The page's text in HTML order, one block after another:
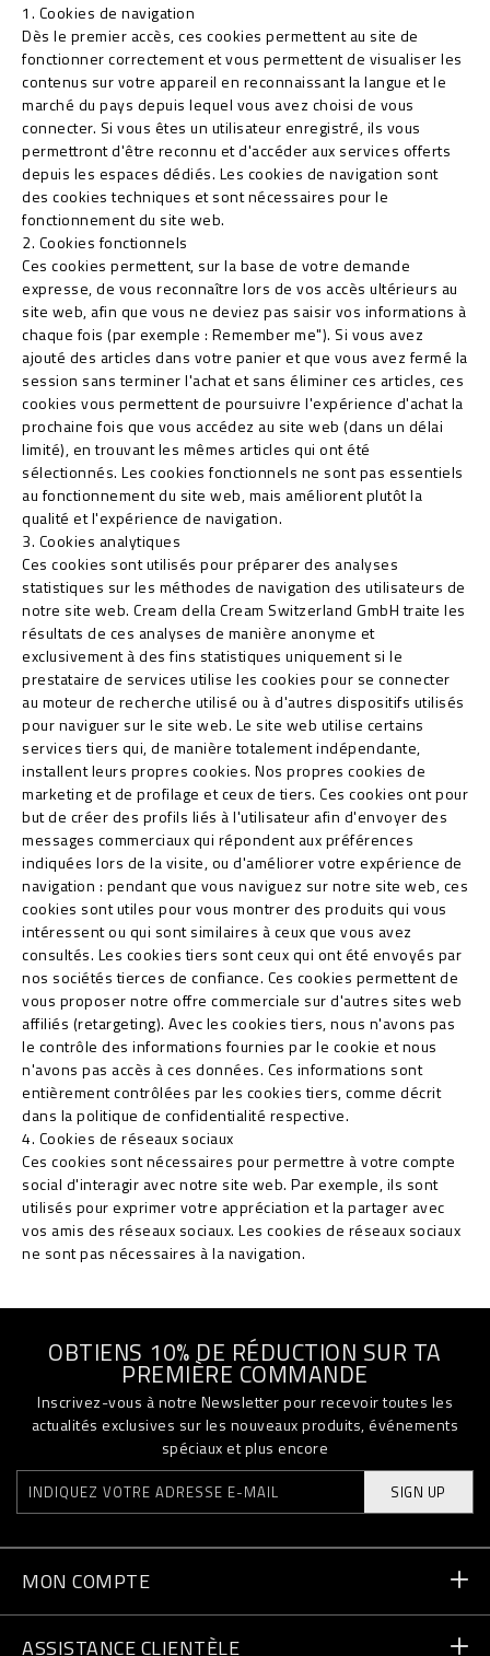
1. Cookies de navigation
Dès le premier accès, ces cookies permettent au site de
fonctionner correctement et vous permettent de visualiser les
contenus sur votre appareil en reconnaissant la langue et le
marché du pays depuis lequel vous avez choisi de vous
connecter. Si vous êtes un utilisateur enregistré, ils vous
permettront d'être reconnu et d'accéder aux services offerts
depuis les espaces dédiés. Les cookies de navigation sont
des cookies techniques et sont nécessaires pour le
fonctionnement du site web.
2. Cookies fonctionnels
Ces cookies permettent, sur la base de votre demande
expresse, de vous reconnaître lors de vos accès ultérieurs au
site web, afin que vous ne deviez pas saisir vos informations à
chaque fois (par exemple : Remember me"). Si vous avez
ajouté des articles dans votre panier et que vous avez fermé la
session sans terminer l'achat et sans éliminer ces articles, ces
cookies vous permettent de poursuivre l'expérience d'achat la
prochaine fois que vous accédez au site web (dans un délai
limité), en trouvant les mêmes articles qui ont été
sélectionnés. Les cookies fonctionnels ne sont pas essentiels
au fonctionnement du site web, mais améliorent plutôt la
qualité et l'expérience de navigation.
3. Cookies analytiques
Ces cookies sont utilisés pour préparer des analyses
statistiques sur les méthodes de navigation des utilisateurs de
notre site web. Cream della Cream Switzerland GmbH traite les
résultats de ces analyses de manière anonyme et
exclusivement à des fins statistiques uniquement si le
prestataire de services utilise les cookies pour se connecter
au moteur de recherche utilisé ou à d'autres dispositifs utilisés
pour naviguer sur le site web. Le site web utilise certains
services tiers qui, de manière totalement indépendante,
installent leurs propres cookies. Nos propres cookies de
marketing et de profilage et ceux de tiers. Ces cookies ont pour
but de créer des profils liés à l'utilisateur afin d'envoyer des
messages commerciaux qui répondent aux préférences
indiquées lors de la visite, ou d'améliorer votre expérience de
navigation : pendant que vous naviguez sur notre site web, ces
cookies sont utiles pour vous montrer des produits qui vous
intéressent ou qui sont similaires à ceux que vous avez
consultés. Les cookies tiers sont ceux qui ont été envoyés par
nos sociétés tierces de confiance. Ces cookies permettent de
vous proposer notre offre commerciale sur d'autres sites web
affiliés (retargeting). Avec les cookies tiers, nous n'avons pas
le contrôle des informations fournies par le cookie et nous
n'avons pas accès à ces données. Ces informations sont
entièrement contrôlées par les cookies tiers, comme décrit
dans la politique de confidentialité respective.
4. Cookies de réseaux sociaux
Ces cookies sont nécessaires pour permettre à votre compte
social d'interagir avec notre site web. Par exemple, ils sont
utilisés pour exprimer votre appréciation et la partager avec
vos amis des réseaux sociaux. Les cookies de réseaux sociaux
ne sont pas nécessaires à la navigation.
OBTIENS 10% DE RÉDUCTION SUR TA
PREMIÈRE COMMANDE
Inscrivez-vous à notre Newsletter pour recevoir toutes les
actualités exclusives sur les nouveaux produits, événements
spéciaux et plus encore
SIGN UP
MON COMPTE
ASSISTANCE CLIENTÈLE